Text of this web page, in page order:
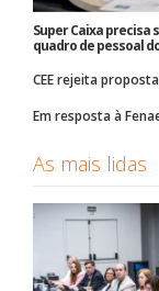
Super Caixa precisa
quadro de pessoal
CEE rejeita
Em resposta à
As mais lidas